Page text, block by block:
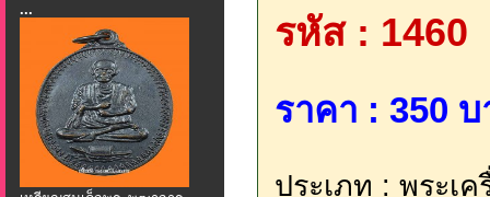
...
รหัส : 1460
ราคา : 350
ประเภท : พระเ